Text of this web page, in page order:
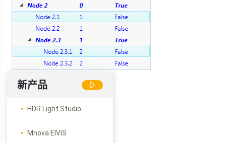
新产品
HDR Light Studio
Mnova ElViS